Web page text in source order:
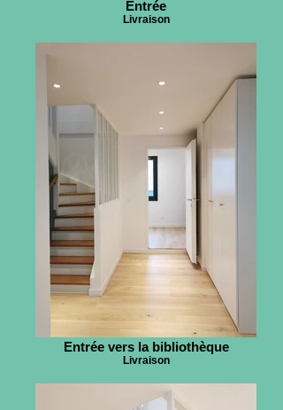
Entrée
Livraison
Entrée vers la bibliothèque
Livraison